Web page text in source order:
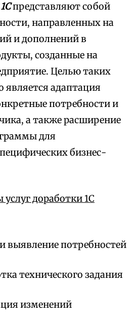
представляют собой
направленных на
и дополнений в
созданные на
Целью таких
адаптация
потребности и
а также расширение
для
бизнес-
доработки 1С
выявление потребностей
технического задания
изменений